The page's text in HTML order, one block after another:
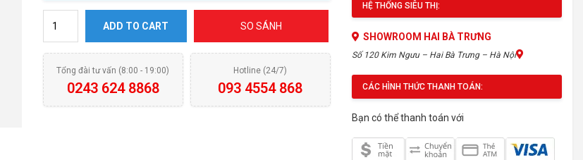
ADD TO CART SO SÁNH
Tổng đài tư vấn (8:00 - 19:00)
0243 624 8868
Hotline (24/7)
093 4554 868
HỆ THỐNG SIÊU THỊ:
SHOWROOM HAI BÀ TRƯNG
Số 120 Kim Ngưu – Hai Bà Trưng – Hà Nội
CÁC HÌNH THỨC THANH TOÁN:
Bạn có thể thanh toán với